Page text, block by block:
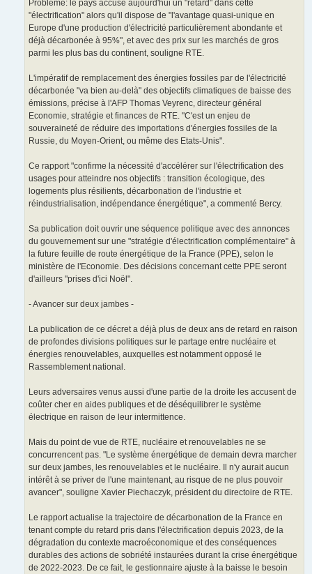
Problème: le pays accuse aujourd'hui un "retard" dans cette
"électrification" alors qu'il dispose de "l'avantage quasi-unique en
Europe d'une production d'électricité particulièrement abondante et
déjà décarbonée à 95%", et avec des prix sur les marchés de gros
parmi les plus bas du continent, souligne RTE.
L'impératif de remplacement des énergies fossiles par de l'électricité
décarbonée "va bien au-delà" des objectifs climatiques de baisse des
émissions, précise à l'AFP Thomas Veyrenc, directeur général
Economie, stratégie et finances de RTE. "C'est un enjeu de
souveraineté de réduire des importations d'énergies fossiles de la
Russie, du Moyen-Orient, ou même des Etats-Unis".
Ce rapport "confirme la nécessité d'accélérer sur l'électrification des
usages pour atteindre nos objectifs : transition écologique, des
logements plus résilients, décarbonation de l'industrie et
réindustrialisation, indépendance énergétique", a commenté Bercy.
Sa publication doit ouvrir une séquence politique avec des annonces
du gouvernement sur une "stratégie d'électrification complémentaire" à
la future feuille de route énergétique de la France (PPE), selon le
ministère de l'Economie. Des décisions concernant cette PPE seront
d'ailleurs "prises d'ici Noël".
- Avancer sur deux jambes -
La publication de ce décret a déjà plus de deux ans de retard en raison
de profondes divisions politiques sur le partage entre nucléaire et
énergies renouvelables, auxquelles est notamment opposé le
Rassemblement national.
Leurs adversaires venus aussi d'une partie de la droite les accusent de
coûter cher en aides publiques et de déséquilibrer le système
électrique en raison de leur intermittence.
Mais du point de vue de RTE, nucléaire et renouvelables ne se
concurrencent pas. "Le système énergétique de demain devra marcher
sur deux jambes, les renouvelables et le nucléaire. Il n'y aurait aucun
intérêt à se priver de l'une maintenant, au risque de ne plus pouvoir
avancer", souligne Xavier Piechaczyk, président du directoire de RTE.
Le rapport actualise la trajectoire de décarbonation de la France en
tenant compte du retard pris dans l'électrification depuis 2023, de la
dégradation du contexte macroéconomique et des conséquences
durables des actions de sobriété instaurées durant la crise énergétique
de 2022-2023. De ce fait, le gestionnaire ajuste à la baisse le besoin